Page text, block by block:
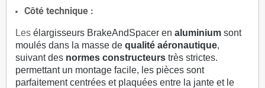
Côté technique :
Les élargisseurs BrakeAndSpacer en aluminium sont
moulés dans la masse de qualité aéronautique,
suivant des normes constructeurs très strictes.
permettant un montage facile, les pièces sont
parfaitement centrées et plaquées entre la jante et le